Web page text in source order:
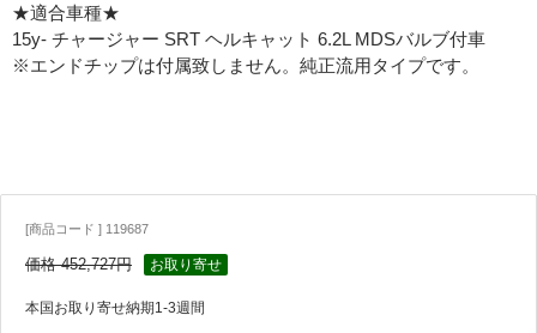
★適合車種★
15y- チャージャー SRT ヘルキャット 6.2L MDSバルブ付車
※エンドチップは付属致しません。純正流用タイプです。
[商品コード ] 119687
価格 452,727円 お取り寄せ
本国お取り寄せ納期1-3週間